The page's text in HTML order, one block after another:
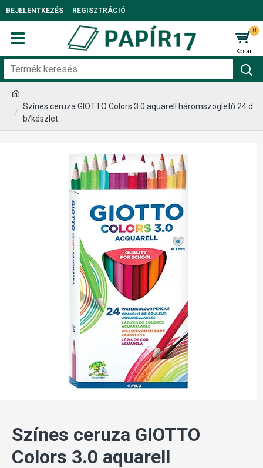
BEJELENTKEZÉS REGISZTRÁCIÓ
0
Színes ceruza GIOTTO Colors 3.0 aquarell háromszögletű 24 d
b/készlet
Színes ceruza GIOTTO
Colors 3.0 aquarell